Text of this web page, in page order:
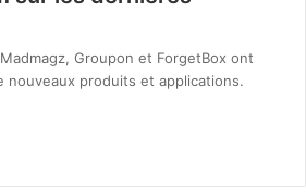
Groupon et ForgetBox ont
nouveaux produits et applications.